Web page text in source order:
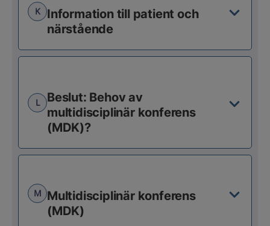
K
Information till patient och
närstående
L
Beslut: Behov av
multidisciplinär konferens
(MDK)?
M Multidisciplinär konferens
(MDK)